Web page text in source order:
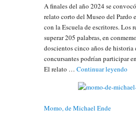
A finales del año 2024 se
relato corto del Museo del Pardo
con la Escuela de escritores. Los
superar 205 palabras, en
doscientos cinco años de historia
concursantes podrían participar
El relato …Continuar leyendo
Momo, de Michael Ende